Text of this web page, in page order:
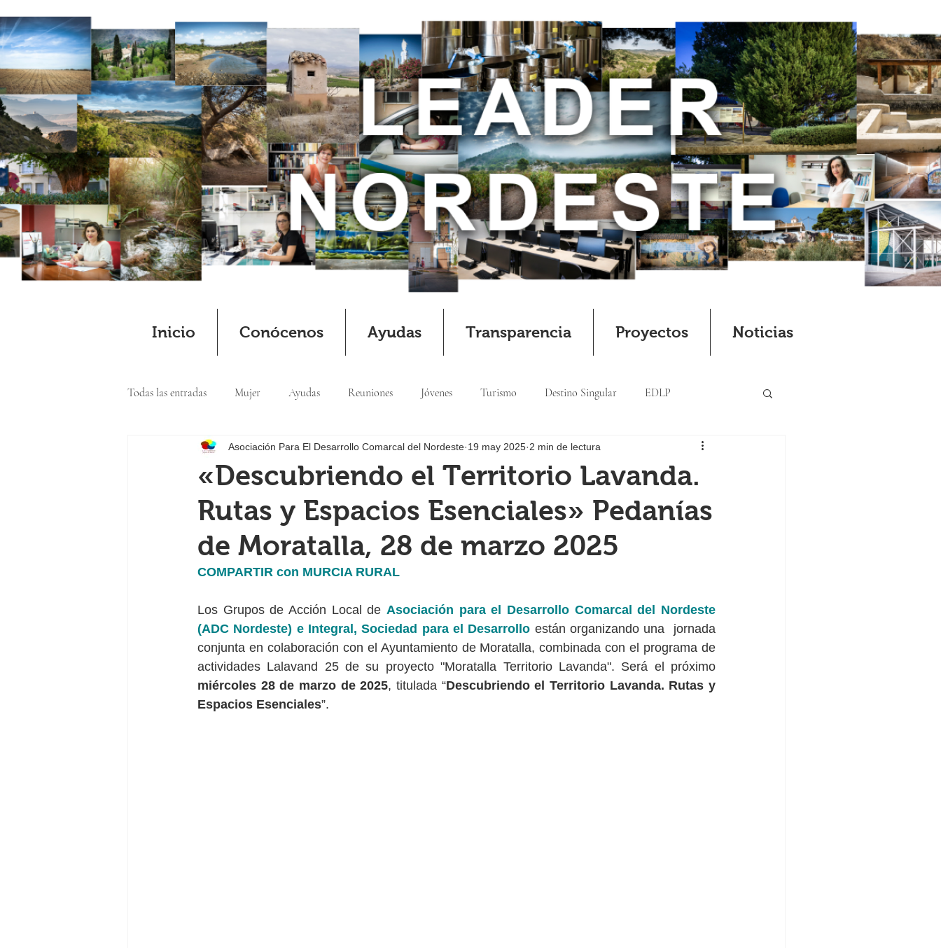
Inicio Conócenos Ayudas Transparencia Proyectos Noticias
Todas las entradas Mujer Ayudas Reuniones Jóvenes Turismo Destino Singular EDLP
Cooperación
«Descubriendo el Territorio Lavanda.
Rutas y Espacios Esenciales» Pedanías
de Moratalla, 28 de marzo 2025
Asociación Para El Desarrollo Comarcal del Nordeste 19 may 2025 2 min de lectura
COMPARTIR con MURCIA RURAL
Los Grupos de Acción Local de Asociación para el Desarrollo Comarcal del Nordeste
(ADC Nordeste) e Integral, Sociedad para el Desarrollo están organizando una  jornada
conjunta en colaboración con el Ayuntamiento de Moratalla, combinada con el programa de
miércoles 28 de marzo de 2025, titulada “Descubriendo el Territorio Lavanda. Rutas y
Espacios Esenciales”.